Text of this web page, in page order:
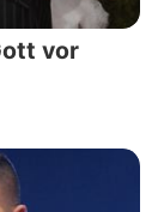
vor